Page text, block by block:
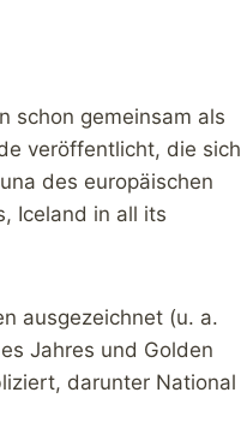
schon gemeinsam als
veröffentlicht, die sich
des europäischen
Iceland in all its
ausgezeichnet (u. a.
Jahres und Golden
darunter National